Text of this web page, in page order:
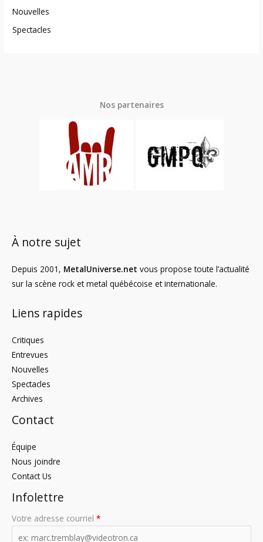
Nouvelles
Spectacles
Nos partenaires
À notre sujet
Depuis 2001, MetalUniverse.net vous propose toute l’actualité
sur la scène rock et metal québécoise et internationale.
Liens rapides
Critiques
Entrevues
Nouvelles
Spectacles
Archives
Contact
Équipe
Nous joindre
Contact Us
Infolettre
Votre adresse courriel *